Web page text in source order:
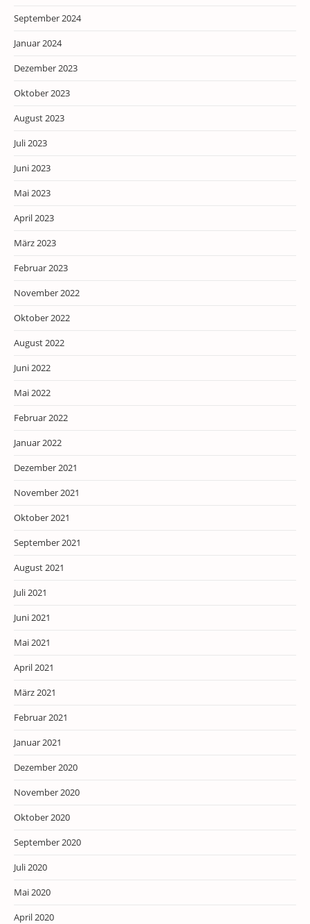
September 2024
Januar 2024
Dezember 2023
Oktober 2023
August 2023
Juli 2023
Juni 2023
Mai 2023
April 2023
März 2023
Februar 2023
November 2022
Oktober 2022
August 2022
Juni 2022
Mai 2022
Februar 2022
Januar 2022
Dezember 2021
November 2021
Oktober 2021
September 2021
August 2021
Juli 2021
Juni 2021
Mai 2021
April 2021
März 2021
Februar 2021
Januar 2021
Dezember 2020
November 2020
Oktober 2020
September 2020
Juli 2020
Mai 2020
April 2020